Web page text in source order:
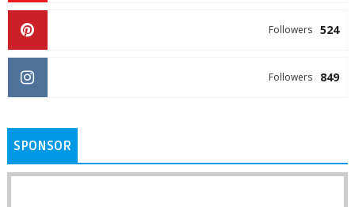
524
Followers
849
Followers
SPONSOR